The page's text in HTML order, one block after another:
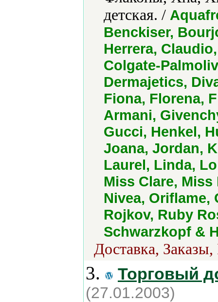
детская. /
Benckiser,
Herrera,
Colgate-
Dermajetics,
Fiona, Florena,
Armani,
Gucci, Henkel,
Joana, Jordan,
Laurel, Linda,
Miss Clare, Miss
Nivea, Oriflame,
Rojkov, Ruby
Schwarzkopf &
Доставка,
3. Торговый
(27.01.2003)